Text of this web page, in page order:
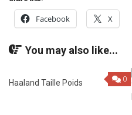
Facebook X
You may also like...
0
Haaland Taille Poids